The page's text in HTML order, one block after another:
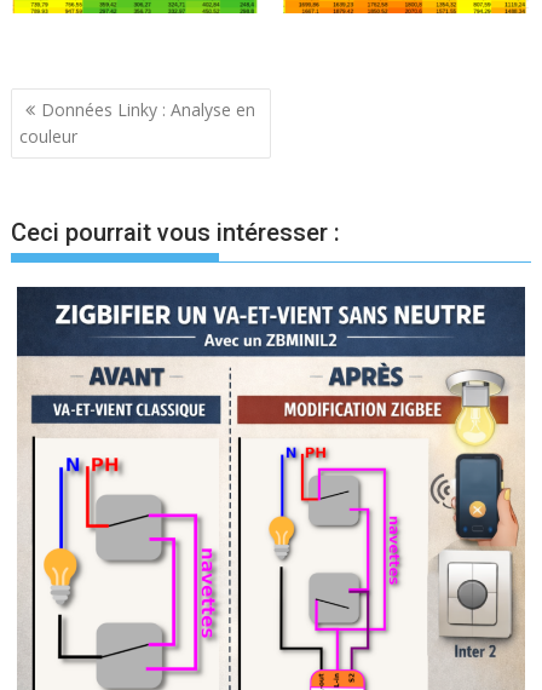
Navigation
de
Données Linky : Analyse en
couleur
Ceci pourrait vous intéresser :